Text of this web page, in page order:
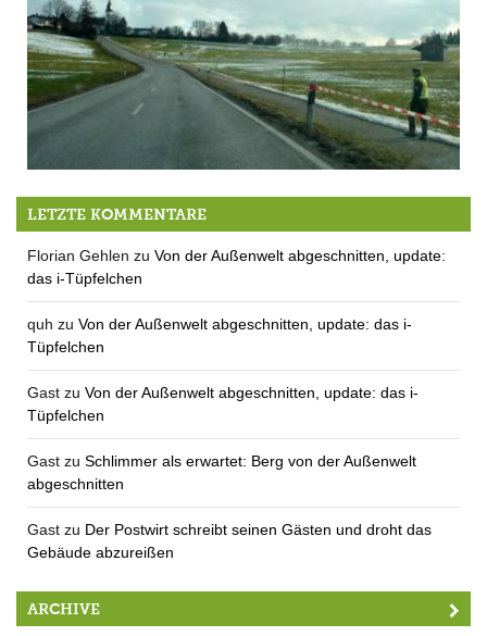
Verkehrschaos wegen Frau Schürmann bleibt aus
LETZTE KOMMENTARE
Florian Gehlen zu Von der Außenwelt abgeschnitten, update:
das i-Tüpfelchen
quh zu Von der Außenwelt abgeschnitten, update: das i-
Tüpfelchen
Gast zu Von der Außenwelt abgeschnitten, update: das i-
Tüpfelchen
Gast zu Schlimmer als erwartet: Berg von der Außenwelt
abgeschnitten
Gast zu Der Postwirt schreibt seinen Gästen und droht das
Gebäude abzureißen
ARCHIVE